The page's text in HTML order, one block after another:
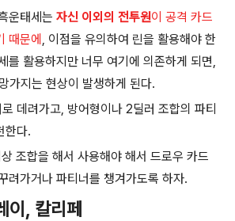
운태세는 자신 이외의 전투원이 공격 카드
때문에 , 이점을 유의하여 린을 활용해야 한
를 활용하지만 너무 여기에 의존하게 되면,
가지는 현상이 발생하게 된다.
데려가고, 방어형이나 2딜러 조합의 파티
한다.
조합을 해서 사용해야 해서 드로우 카드
려가거나 파티너를 챙겨가도록 하자.
이, 칼리페